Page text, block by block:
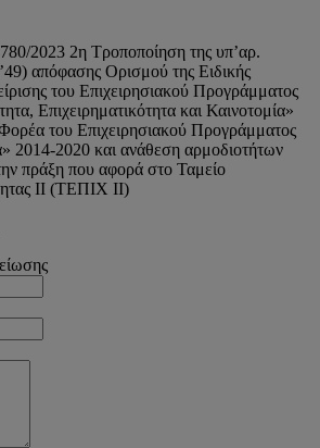
2023 2η Τροποποίηση της υπ’αρ.
απόφασης Ορισμού της Ειδικής
του Επιχειρησιακού Προγράμματος
Επιχειρηματικότητα και Καινοτομία»
του Επιχειρησιακού Προγράμματος
2014-2020 και ανάθεση αρμοδιοτήτων
την πράξη που αφορά στο Ταμείο
ΙΙ (ΤΕΠΙΧ ΙΙ)